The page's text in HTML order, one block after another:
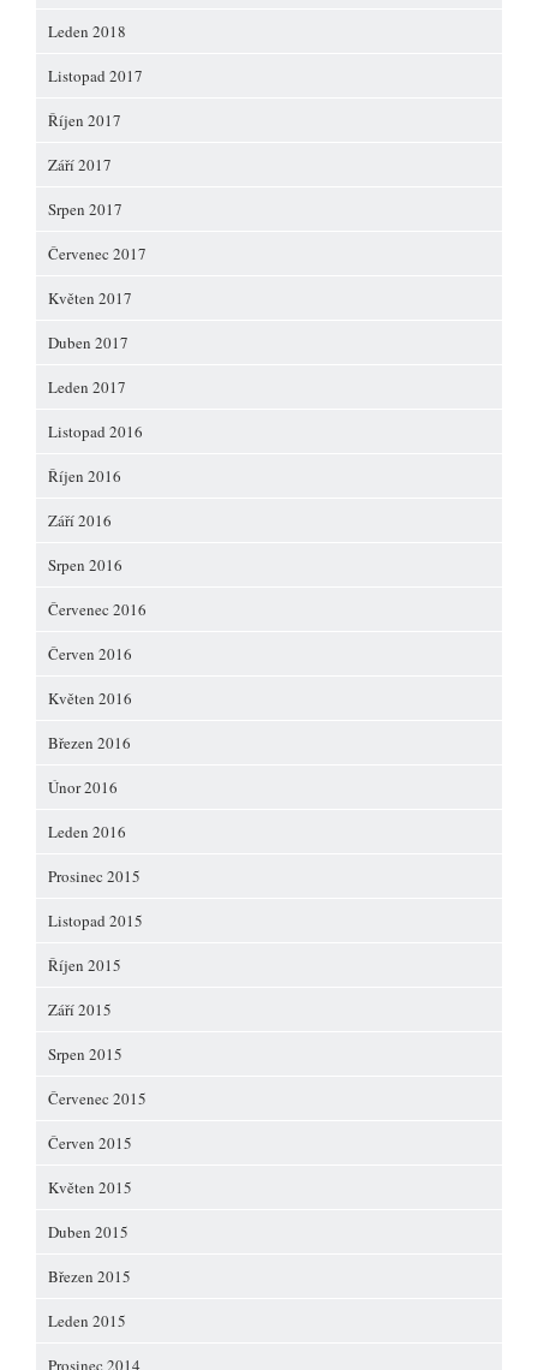
Leden 2018
Listopad 2017
Říjen 2017
Září 2017
Srpen 2017
Červenec 2017
Květen 2017
Duben 2017
Leden 2017
Listopad 2016
Říjen 2016
Září 2016
Srpen 2016
Červenec 2016
Červen 2016
Květen 2016
Březen 2016
Únor 2016
Leden 2016
Prosinec 2015
Listopad 2015
Říjen 2015
Září 2015
Srpen 2015
Červenec 2015
Červen 2015
Květen 2015
Duben 2015
Březen 2015
Leden 2015